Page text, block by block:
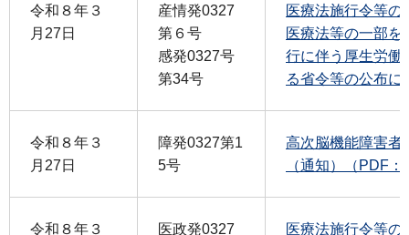
令和８年３
月27日
産情発0327
第６号
感発0327号
第34号
医療法施行令等の
医療法等の一部を
行に伴う厚生労働
る省令等の公布
令和８年３
月27日
障発0327第1
5号
高次脳機能障害者
（通知）（PDF
令和８年３
医政発0327
医療法施行令等の